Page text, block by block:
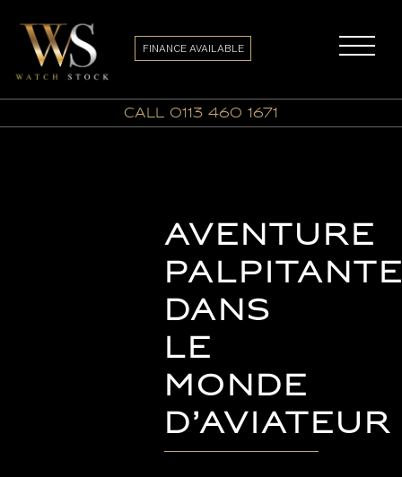
call 0113 460 1671
FINANCE AVAILABLE
Aventure
dans
le
Monde
d’Aviateur